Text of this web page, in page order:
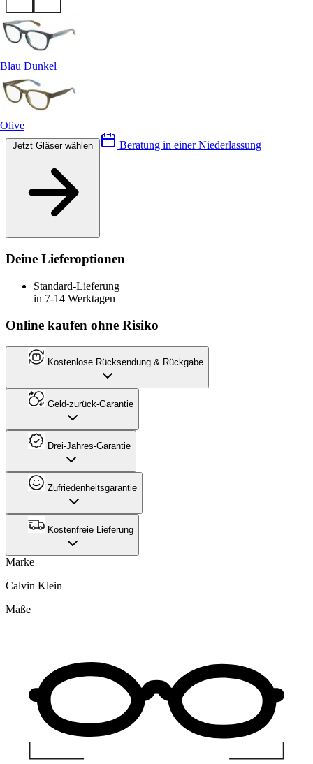
Blau Dunkel
Olive
Beratung in einer Niederlassung
Deine Lieferoptionen
Standard-Lieferung
in 7-14 Werktagen
Online kaufen ohne Risiko
Kostenlose Rücksendung & Rückgabe
Geld-zurück-Garantie
Drei-Jahres-Garantie
Zufriedenheitsgarantie
Kostenfreie Lieferung
Marke
Calvin Klein
Maße